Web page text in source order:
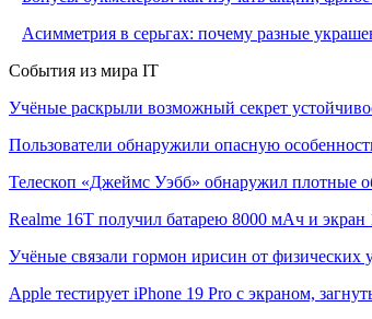
Асимметрия в серьгах: почему разные
События из мира IT
Учёные раскрыли возможный секрет
Пользователи обнаружили опасную
Телескоп «Джеймс Уэбб» обнаружил плотные
Realme 16T получил батарею 8000 мАч и экран
Учёные связали гормон ирисин от физических
Apple тестирует iPhone 19 Pro с экраном,